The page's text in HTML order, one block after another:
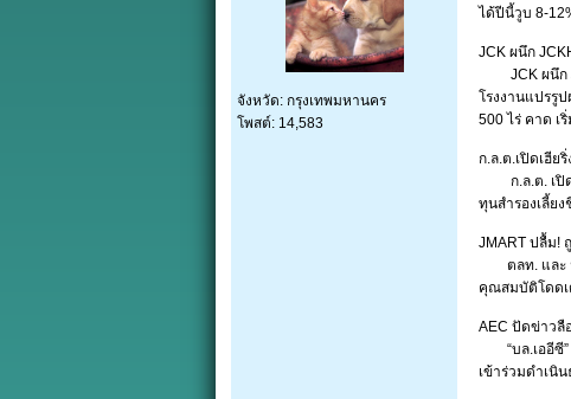
จังหวัด: กรุงเทพมหานคร
โพสต์: 14,583
ได้ปีนี้วูบ 8-
JCK ผนึก
JCK ผนึก
โรงงานแปรรู
500 ไร่ คาด เ
ก.ล.ต.เปิดเฮีย
ก.ล.ต. เปิดรั
ทุนสำรองเลี้ย
JMART ปลื้ม!
ตลท. และ ฟุ
คุณสมบัติโดดเ
AEC ปัดข่าวลื
“บล.เออีซี”
เข้าร่วมดำเนิ